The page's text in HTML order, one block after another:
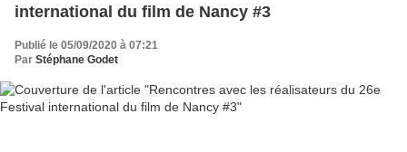
international du film de Nancy #3
Publié le 05/09/2020 à 07:21
Par Stéphane Godet